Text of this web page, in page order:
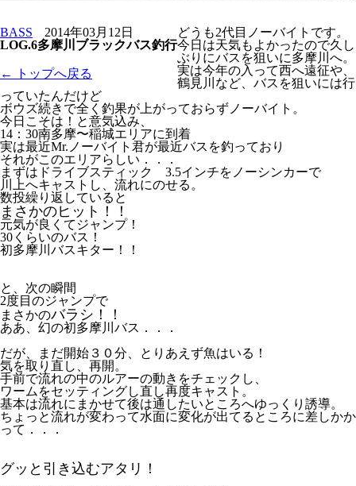
BASS
2014年03月12日
LOG.6多摩川ブラックバス釣行
← トップへ戻る
どうも2代目 ノーバイトです。
今日は天気もよかったので久し
ぶりにバスを狙いに多摩川へ。
実は今年の入って西へ遠征や、
鶴見川など、バスを狙いには行
っていたんだけど
ボウズ続きで全く釣果が上がっておらずノーバイト。
今日こそは！と意気込み、
14：30南多摩〜稲城エリアに到着
実は最近Mr.ノーバイト君が最近バスを釣っており
それがこのエリアらしい．．．
まずはドライブスティック 3.5インチをノーシンカーで
川上へキャストし、流れにのせる。
数投繰り返していると
まさかのヒット！！
元気が良くてジャンプ！
30くらいのバス！
初多摩川バスキター！！
と、次の瞬間
2度目のジャンプで
まさかのバラシ！！
ああ、幻の初多摩川バス．．．
だが、まだ開始３０分、とりあえず魚はいる！
気を取り直し、再開。
手前で流れの中のルアーの動きをチェックし、
ワームをセッティングし直し再度キャスト。
基本は流れにまかせて後は通したいところへゆっくり誘導。
ちょっと流れが変わって水面に変化が出てるところに差しかか
って．．．
グッと引き込むアタリ！